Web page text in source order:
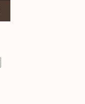
84,99 lei.